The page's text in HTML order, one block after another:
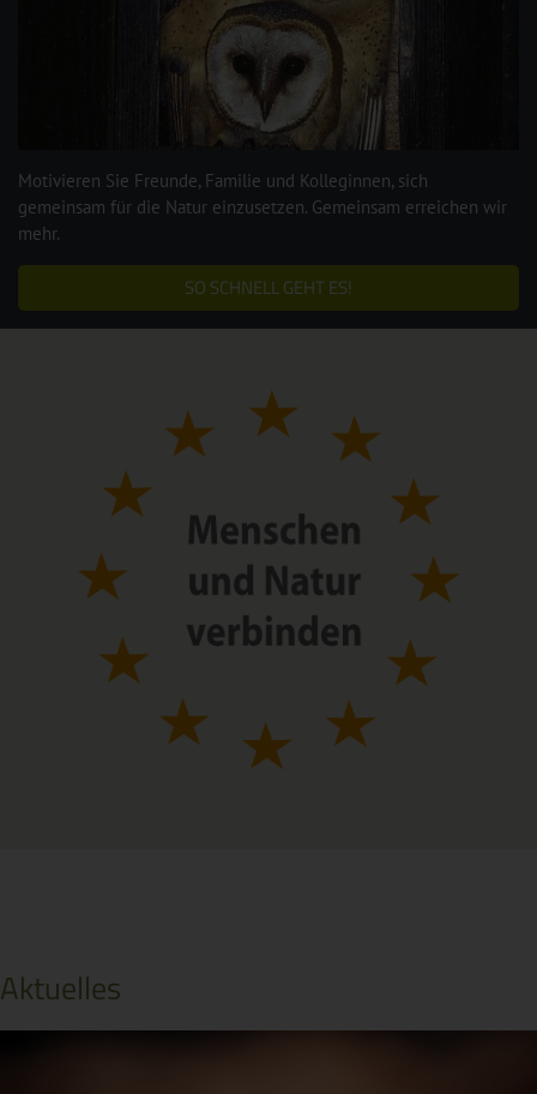
Motivieren Sie Freunde, Familie und Kolleginnen, sich
gemeinsam für die Natur einzusetzen. Gemeinsam erreichen wir
mehr.
SO SCHNELL GEHT ES!
Aktuelles